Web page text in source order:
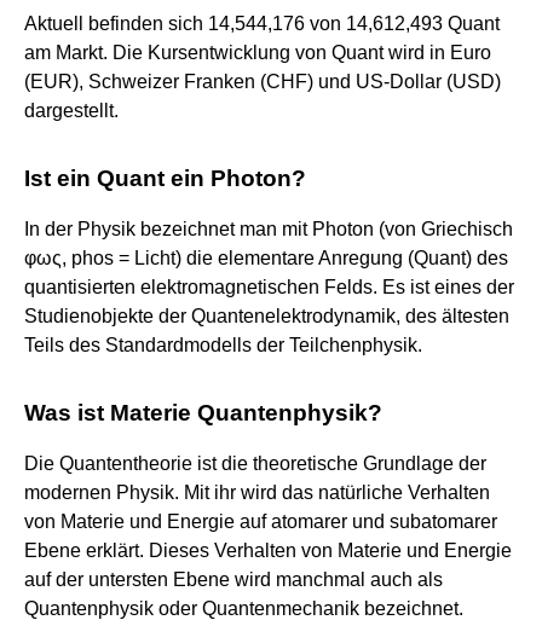
Aktuell befinden sich 14,544,176 von 14,612,493 Quant
am Markt. Die Kursentwicklung von Quant wird in Euro
(EUR), Schweizer Franken (CHF) und US-Dollar (USD)
dargestellt.
Ist ein Quant ein Photon?
In der Physik bezeichnet man mit Photon (von Griechisch
φως, phos = Licht) die elementare Anregung (Quant) des
quantisierten elektromagnetischen Felds. Es ist eines der
Studienobjekte der Quantenelektrodynamik, des ältesten
Teils des Standardmodells der Teilchenphysik.
Was ist Materie Quantenphysik?
Die Quantentheorie ist die theoretische Grundlage der
modernen Physik. Mit ihr wird das natürliche Verhalten
von Materie und Energie auf atomarer und subatomarer
Ebene erklärt. Dieses Verhalten von Materie und Energie
auf der untersten Ebene wird manchmal auch als
Quantenphysik oder Quantenmechanik bezeichnet.